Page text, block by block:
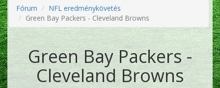
Fórum
NFL eredménykövetés
Green Bay Packers - Cleveland Browns
Green Bay Packers -
Cleveland Browns